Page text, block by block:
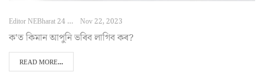
Editor NEBharat 24 Nov 22, 2023
ক'ত কিমান আপুনি ভৰিব লাগিব কৰ?
READ MORE...